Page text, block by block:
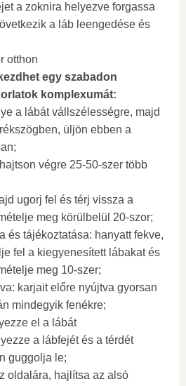
a zoknira helyezve forgassa
a láb leengedése és
otthon
egy szabadon
komplexumát:
a lábát vállszélességre, majd
üljön ebben a
végre 25-50-szer több
ugorj fel és térj vissza a
meg körülbelül 20-szor;
és tájékoztatása: hanyatt fekve,
fel a kiegyenesített lábakat és
meg 10-szer;
karjait előre nyújtva gyorsan
mindegyik fenékre;
el a lábát
a lábfejét és a térdét
guggolja le;
oldalára, hajlítsa az alsó